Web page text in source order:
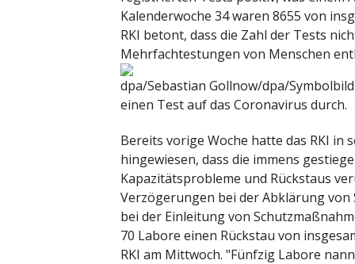
Kalenderwoche 34 waren 8655 von
RKI betont, dass die Zahl der Tests
Mehrfachtestungen von Menschen
dpa/Sebastian Gollnow/dpa/Symbolbild
einen Test auf das Coronavirus durch.
Bereits vorige Woche hatte das RKI in
hingewiesen, dass die immens
Kapazitätsprobleme und Rückstaus
Verzögerungen bei der Abklärung
bei der Einleitung von
70 Labore einen Rückstau von
RKI am Mittwoch. "Fünfzig Labore